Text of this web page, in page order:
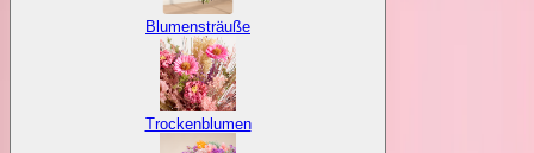
Blumensträuße
Trockenblumen